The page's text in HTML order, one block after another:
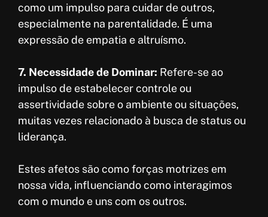
como um impulso para cuidar de outros,
especialmente na parentalidade. É uma
expressão de empatia e altruísmo.
7. Necessidade de Dominar: Refere-se ao
impulso de estabelecer controle ou
assertividade sobre o ambiente ou situações,
muitas vezes relacionado à busca de status ou
liderança.
Estes afetos são como forças motrizes em
nossa vida, influenciando como interagimos
com o mundo e uns com os outros.